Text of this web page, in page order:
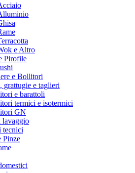
e Altro
Pirofile
e Bollitori
grattugie e taglieri
e barattoli
termici e isotermici
GN
lavaggio
tecnici
Pinze